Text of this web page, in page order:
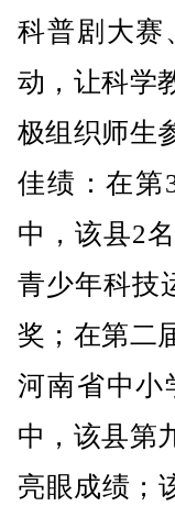
科普剧大赛
动，让科学
极组织师生
佳绩：在第
中，该县2
青少年科技
奖；在第二
河南省中小
中，该县第
亮眼成绩；